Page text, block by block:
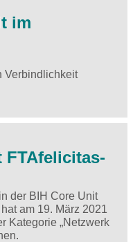
im
Verbindlichkeit
der BIH Core Unit
am 19. März 2021
Kategorie „Netzwerk